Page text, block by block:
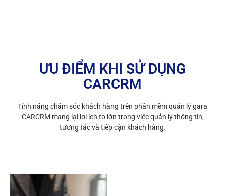
ƯU ĐIỂM KHI SỬ DỤNG
CARCRM
Tính năng chăm sóc khách hàng trên phần mềm quản lý gara
CARCRM mang lại lợi ích to lớn trong việc quản lý thông tin,
tương tác và tiếp cận khách hàng.